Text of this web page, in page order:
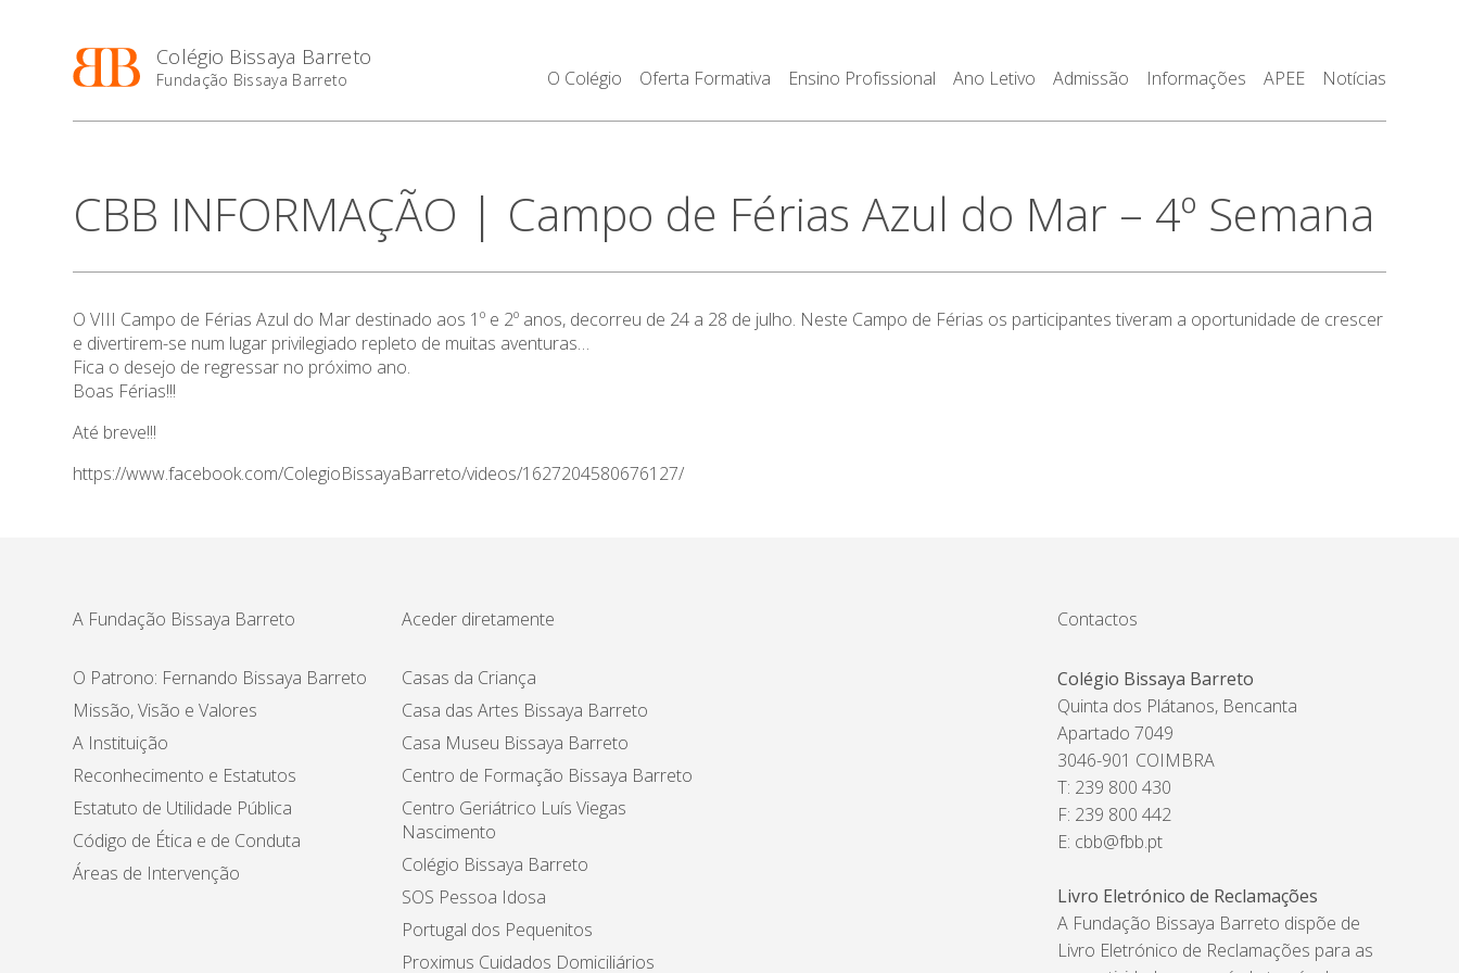
Colégio Bissaya Barreto
Fundação Bissaya Barreto O Colégio Oferta Formativa Ensino Profissional Ano Letivo Admissão Informações APEE Notícias
CBB INFORMAÇÃO | Campo de Férias Azul do Mar – 4º Semana
O VIII Campo de Férias Azul do Mar destinado aos 1º e 2º anos, decorreu de 24 a 28 de julho. Neste Campo de Férias os participantes tiveram a oportunidade de crescer
e divertirem-se num lugar privilegiado repleto de muitas aventuras…
Fica o desejo de regressar no próximo ano.
Boas Férias!!!
Até breve!!!
https://www.facebook.com/ColegioBissayaBarreto/videos/1627204580676127/
A Fundação Bissaya Barreto
O Patrono: Fernando Bissaya Barreto
Missão, Visão e Valores
A Instituição
Reconhecimento e Estatutos
Estatuto de Utilidade Pública
Código de Ética e de Conduta
Áreas de Intervenção
Aceder diretamente
Casas da Criança
Casa das Artes Bissaya Barreto
Casa Museu Bissaya Barreto
Centro de Formação Bissaya Barreto
Centro Geriátrico Luís Viegas
Nascimento
Colégio Bissaya Barreto
SOS Pessoa Idosa
Portugal dos Pequenitos
Proximus Cuidados Domiciliários
Contactos
Colégio Bissaya Barreto
Quinta dos Plátanos, Bencanta
Apartado 7049
3046-901 COIMBRA
T: 239 800 430
F: 239 800 442
E: cbb@fbb.pt
Livro Eletrónico de Reclamações
A Fundação Bissaya Barreto dispõe de
Livro Eletrónico de Reclamações para as